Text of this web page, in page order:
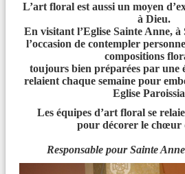
Paroisse Sainte Anne de Six-Fours
VENDREDI 23 MARS – 19h30
CONFÉRENCEÉ SOTERISME -
PAR LE P. FROPPO
L’art floral est aussi un moyen
à Dieu.
En visitant l’Eglise Sainte Anne,
l’occasion de contempler
compositions
toujours bien préparées par une
relaient chaque semaine pour
Eglise
Les équipes d’art floral se
pour décorer le chœur
Responsable pour Sainte